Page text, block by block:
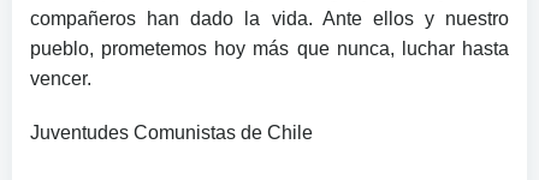
compañeros han dado la vida. Ante ellos y nuestro
pueblo, prometemos hoy más que nunca, luchar hasta
vencer.
Juventudes Comunistas de Chile